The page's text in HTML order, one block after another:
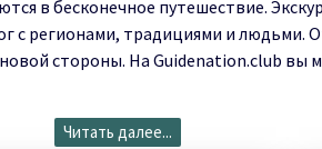
в бесконечное путешествие.
с регионами, традициями и
стороны. На Guidenation.club вы
Читать далее...